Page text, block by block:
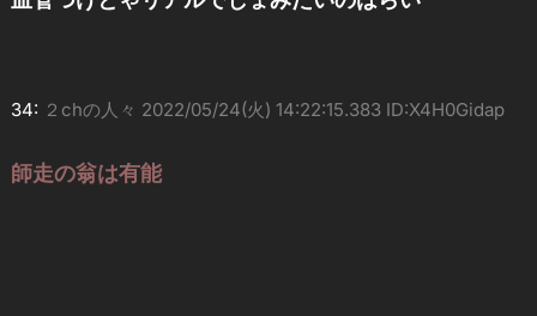
34: ２chの人々 2022/05/24(火) 14:22:15.383 ID:X4H0Gidap
師走の翁は有能